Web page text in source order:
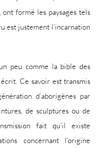
formé les paysages tels
est justement l’incarnation
peu comme la bible des
écrit. Ce savoir est transmis
d’aborigènes par
de sculptures ou de
fait qu’il existe
concernant l’origine